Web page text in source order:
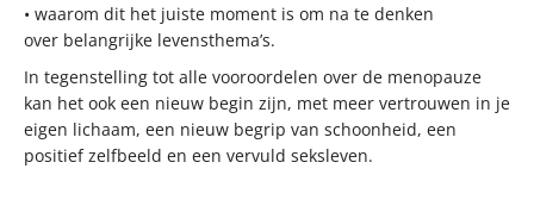
• waarom dit het juiste moment is om na te denken
over belangrijke levensthema’s.
In tegenstelling tot alle vooroordelen over de menopauze
kan het ook een nieuw begin zijn, met meer vertrouwen in je
eigen lichaam, een nieuw begrip van schoonheid, een
positief zelfbeeld en een vervuld seksleven.